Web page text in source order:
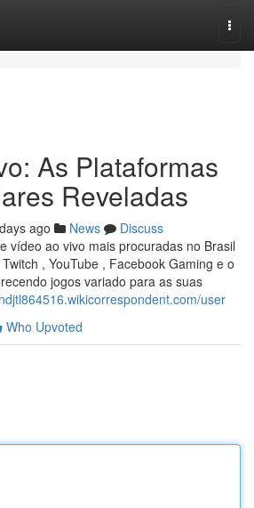
As Plataformas
Reveladas
ago News
Discuss
vídeo ao vivo mais procuradas no Brasil
, YouTube , Facebook Gaming e o
jogos variado para as suas
user
Who Upvoted